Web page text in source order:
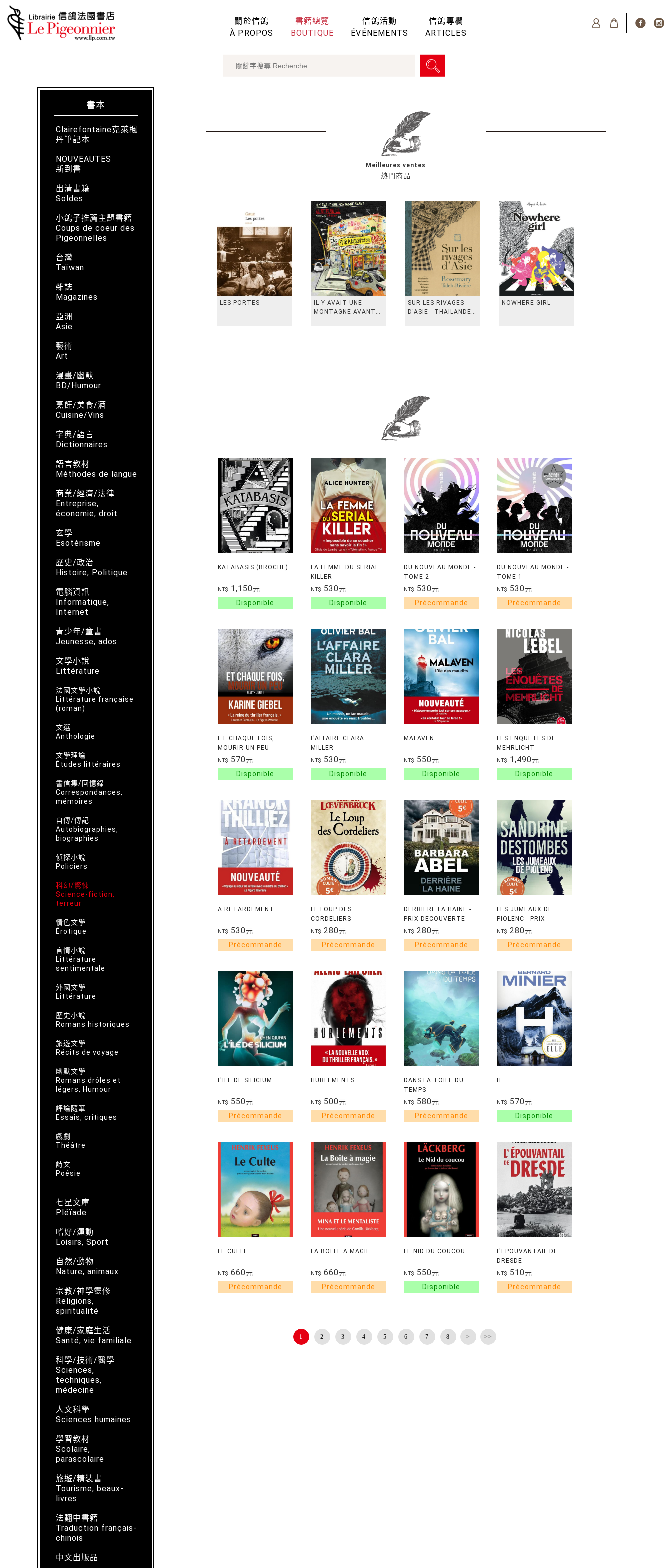
關於信鴿
À PROPOS
書籍總覽
BOUTIQUE
信鴿活動
ÉVÉNEMENTS
信鴿專欄
ARTICLES
書本
Clairefontaine克萊楓
丹筆記本
NOUVEAUTES
新到書
出清書籍
Soldes
小鴿子推薦主題書籍
Coups de coeur des
Pigeonnelles
台灣
Taïwan
雜誌
Magazines
亞洲
Asie
藝術
Art
漫畫/幽默
BD/Humour
烹飪/美食/酒
Cuisine/Vins
字典/語言
Dictionnaires
語言教材
Méthodes de langue
商業/經濟/法律
Entreprise,
économie, droit
玄學
Esotérisme
歷史/政治
Histoire, Politique
電腦資訊
Informatique,
Internet
青少年/童書
Jeunesse, ados
文學小說
Littérature
法國文學小說
Littérature française
(roman)
文選
Anthologie
文學理論
Études littéraires
書信集/回憶錄
Correspondances,
mémoires
自傳/傳記
Autobiographies,
biographies
偵探小說
Policiers
科幻/驚悚
Science-fiction,
terreur
情色文學
Érotique
言情小說
Littérature
sentimentale
外國文學
Littérature
歷史小說
Romans historiques
旅遊文學
Récits de voyage
幽默文學
Romans drôles et
légers, Humour
評論隨筆
Essais, critiques
戲劇
Théâtre
詩文
Poésie
七星文庫
Pléïade
嗜好/運動
Loisirs, Sport
自然/動物
Nature, animaux
宗教/神學靈修
Religions,
spiritualité
健康/家庭生活
Santé, vie familiale
科學/技術/醫學
Sciences,
techniques,
médecine
人文科學
Sciences humaines
學習教材
Scolaire,
parascolaire
旅遊/精裝書
Tourisme, beaux-
livres
法翻中書籍
Traduction français-
chinois
中文出版品
熱門商品
Meilleures ventes
LES PORTES
IL Y AVAIT UNE
MONTAGNE AVANT
SUR LES RIVAGES
D'ASIE - THAILANDE,
NOWHERE GIRL
KATABASIS (BROCHE)
NT$ 1,150元
LA FEMME DU SERIAL
KILLER
NT$ 530元
DU NOUVEAU MONDE -
TOME 2
NT$ 530元
DU NOUVEAU MONDE -
TOME 1
NT$ 530元
ET CHAQUE FOIS,
MOURIR UN PEU -
LIVRE 1 BLAST
NT$ 570元
L'AFFAIRE CLARA
MILLER
NT$ 530元
MALAVEN
NT$ 550元
LES ENQUETES DE
MEHRLICHT
NT$ 1,490元
A RETARDEMENT
NT$ 530元
LE LOUP DES
CORDELIERS
NT$ 280元
DERRIERE LA HAINE -
PRIX DECOUVERTE
NT$ 280元
LES JUMEAUX DE
PIOLENC - PRIX
DECOUVERTE
NT$ 280元
L'ILE DE SILICIUM
NT$ 550元
HURLEMENTS
NT$ 500元
DANS LA TOILE DU
TEMPS
NT$ 580元
H
NT$ 570元
LE CULTE
NT$ 660元
LA BOITE A MAGIE
NT$ 660元
LE NID DU COUCOU
NT$ 550元
L'EPOUVANTAIL DE
DRESDE
NT$ 510元
1 2 3 4 5 6 7 8 > >>